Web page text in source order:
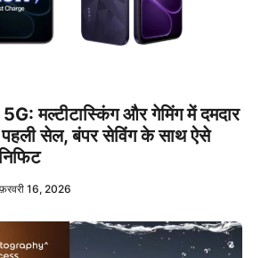
मल्टीटास्किंग और गेमिंग में दमदार
सेल, बंपर सेविंग के साथ ऐसे
फ़रवरी 16, 2026